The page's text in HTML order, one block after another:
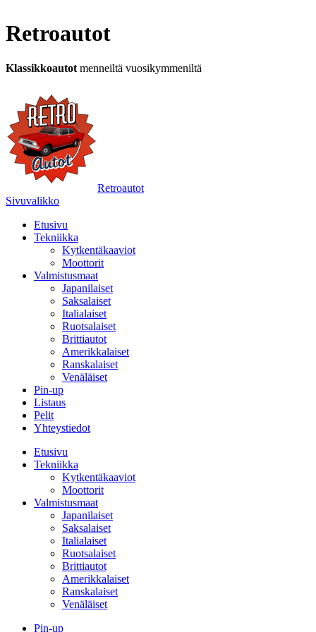
Retroautot
Klassikkoautot menneiltä vuosikymmeniltä
Retroautot
Sivuvalikko
Etusivu
Tekniikka
Kytkentäkaaviot
Moottorit
Valmistusmaat
Japanilaiset
Saksalaiset
Italialaiset
Ruotsalaiset
Brittiautot
Amerikkalaiset
Ranskalaiset
Venäläiset
Pin-up
Listaus
Pelit
Yhteystiedot
Etusivu
Tekniikka
Kytkentäkaaviot
Moottorit
Valmistusmaat
Japanilaiset
Saksalaiset
Italialaiset
Ruotsalaiset
Brittiautot
Amerikkalaiset
Ranskalaiset
Venäläiset
Pin-up